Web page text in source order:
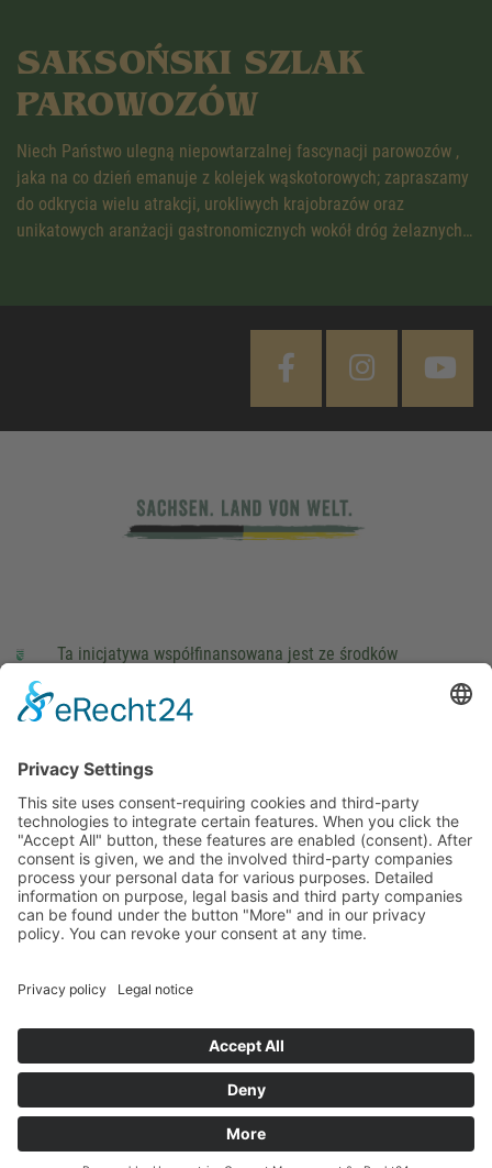
SAKSOŃSKI SZLAK
PAROWOZÓW
Niech Państwo ulegną niepowtarzalnej fascynacji parowozów ,
jaka na co dzień emanuje z kolejek wąskotorowych; zapraszamy
do odkrycia wielu atrakcji, urokliwych krajobrazów oraz
unikatowych aranżacji gastronomicznych wokół dróg żelaznych…
Ta inicjatywa współfinansowana jest ze środków
parlamentarzystów Landtagu Saksońskiego budżetu.
stopka redakcyjna
This site uses consent-requiring cookies and third-party
technologies to integrate certain features. When you click the
"Accept All" button, these features are enabled (consent).
After consent is given, we and the involved third-party
companies process your personal data for various purposes.
companies can be found under the button "More" and in our
DENY ACCEPT MORE
Legal notice Privacy policy